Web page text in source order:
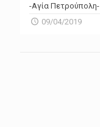
-Αγία Πετρούπολη-
09/04/2019